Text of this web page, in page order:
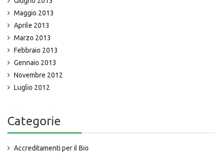
Maggio 2013
Aprile 2013
Marzo 2013
Febbraio 2013
Gennaio 2013
Novembre 2012
Luglio 2012
Categorie
Accreditamenti per il Bio